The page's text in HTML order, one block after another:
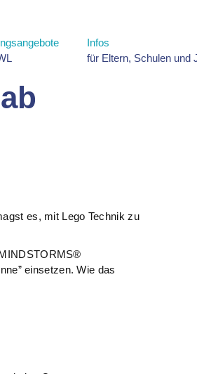
Infos
für Eltern, Schulen und
es, mit Lego Technik zu
einsetzen. Wie das